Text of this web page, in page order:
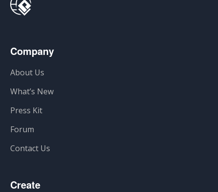
Company
About Us
What’s New
Press Kit
Forum
Contact Us
Create